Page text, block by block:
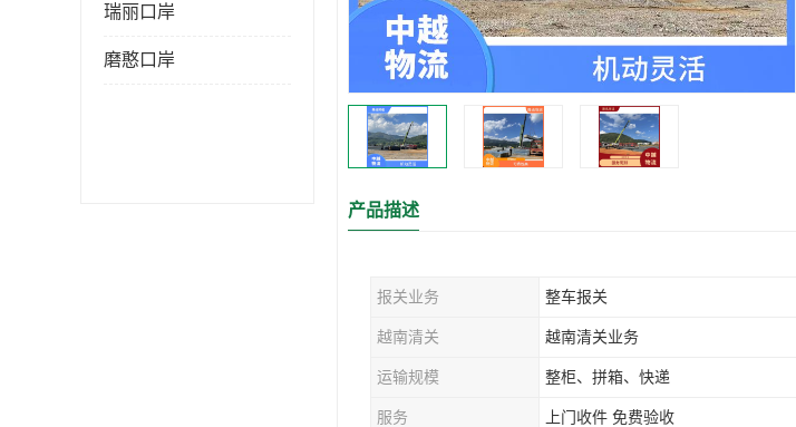
瑞丽口岸
磨憨口岸
产品描述
报关业务 整车报关
越南清关 越南清关业务
运输规模 整柜、拼箱、快递
服务 上门收件 免费验收